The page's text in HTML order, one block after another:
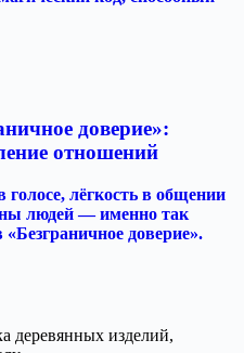
доверие»:
отношений
лёгкость в общении
людей — именно так
доверие».
деревянных изделий,